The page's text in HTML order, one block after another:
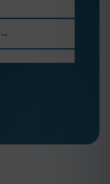
→